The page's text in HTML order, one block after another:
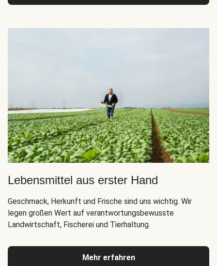
Lebensmittel aus erster Hand
Geschmack, Herkunft und Frische sind uns wichtig. Wir
legen großen Wert auf verantwortungsbewusste
Landwirtschaft, Fischerei und Tierhaltung.
Mehr erfahren